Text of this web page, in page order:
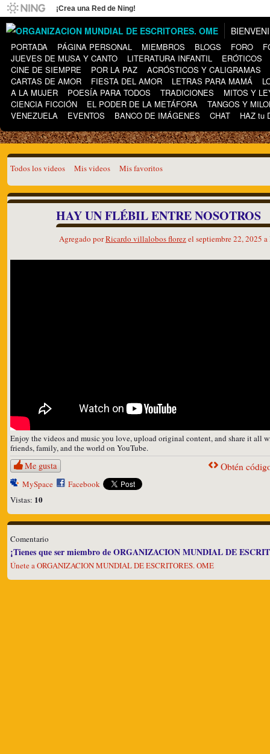
¡Crea una Red de Ning!
PORTADA PÁGINA PERSONAL MIEMBROS BLOGS FORO
JUEVES DE MUSA Y CANTO
LITERATURA INFANTIL
ERÓTICOS
CINE DE SIEMPRE
POR LA PAZ
ACRÓSTICOS Y CALIGRAMAS
CARTAS DE AMOR
FIESTA DEL AMOR LETRAS PARA MAMÁ
A LA MUJER
POESÍA PARA TODOS TRADICIONES
MITOS Y
CIENCIA FICCIÓN
EL PODER DE LA METÁFORA
TANGOS Y
VENEZUELA
EVENTOS BANCO DE IMÁGENES CHAT HAZ tu
Todos los videos Mis videos Mis favoritos
HAY UN FLÉBIL ENTRE NOSOTROS
Agregado porRicardo villalobos florezel septiembre 22, 2025
Enjoy the videos and music you love, upload original content, and share it all
friends, family, and the world on YouTube.
Me gusta
MySpace
Facebook
Vistas: 10
Obtén
Comentario
¡Tienes que ser miembro de ORGANIZACION MUNDIAL DE
Únete a ORGANIZACION MUNDIAL DE ESCRITORES. OME